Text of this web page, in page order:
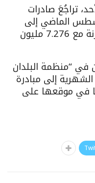
تراجُعَ صادرات
الماضي إلى
6.998 مليون برميل يومياً، مقارنة مع 7.276 مليون
في “منظمة البلدان
إلى مبادرة
في موقعها على